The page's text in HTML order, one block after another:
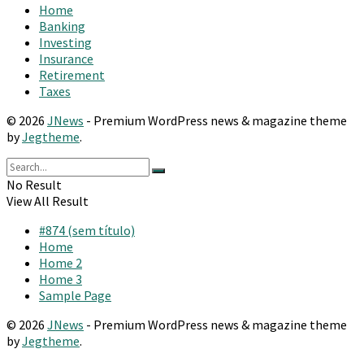
Home
Banking
Investing
Insurance
Retirement
Taxes
© 2026 JNews - Premium WordPress news & magazine theme
byJegtheme.
No Result
View All Result
#874 (sem título)
Home
Home 2
Home 3
Sample Page
© 2026 JNews - Premium WordPress news & magazine theme
byJegtheme.